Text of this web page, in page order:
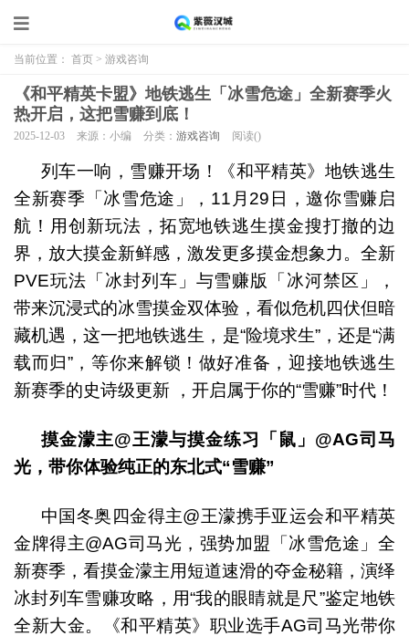
当前位置： 首页 > 游戏咨询
《和平精英卡盟》地铁逃生「冰雪危途」全新赛季火
热开启，这把雪赚到底！
2025-12-03 来源：小编 分类： 游戏咨询 阅读()
列车一响，雪赚开场！《和平精英》地铁逃生
全新赛季「冰雪危途」，11月29日，邀你雪赚启
航！用创新玩法，拓宽地铁逃生摸金搜打撤的边
界，放大摸金新鲜感，激发更多摸金想象力。全新
PVE玩法「冰封列车」与雪赚版「冰河禁区」，
带来沉浸式的冰雪摸金双体验，看似危机四伏但暗
藏机遇，这一把地铁逃生，是“险境求生”，还是“满
载而归”，等你来解锁！做好准备，迎接地铁逃生
新赛季的史诗级更新 ，开启属于你的“雪赚”时代！
摸金濛主@王濛与摸金练习「鼠」 @AG司马
光，带你体验纯正的东北式“雪赚”
中国冬奥四金得主@王濛携手亚运会和平精英
金牌得主@AG司马光，强势加盟「冰雪危途」全
新赛季，看摸金濛主用短道速滑的夺金秘籍，演绎
冰封列车雪赚攻略，用“我的眼睛就是尺”鉴定地铁
全新大金。《和平精英》职业选手AG司马光带你